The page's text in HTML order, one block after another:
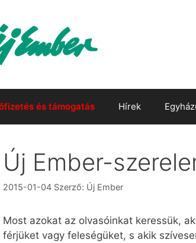
és támogatás Hírek
Új Ember-
2015-01-04 Szerző: Új Ember
Most azokat az olvasóinkat keressük,
férjüket vagy feleségüket, s akik